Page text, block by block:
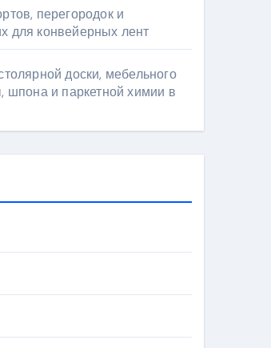
перегородок и
для конвейерных лент
доски, мебельного
шпона и паркетной химии в